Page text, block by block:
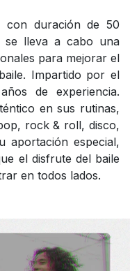
con duración de 50
se lleva a cabo una
para mejorar el
Impartido por el
de experiencia.
en sus rutinas,
rock & roll, disco,
aportación especial,
el disfrute del baile
en todos lados.